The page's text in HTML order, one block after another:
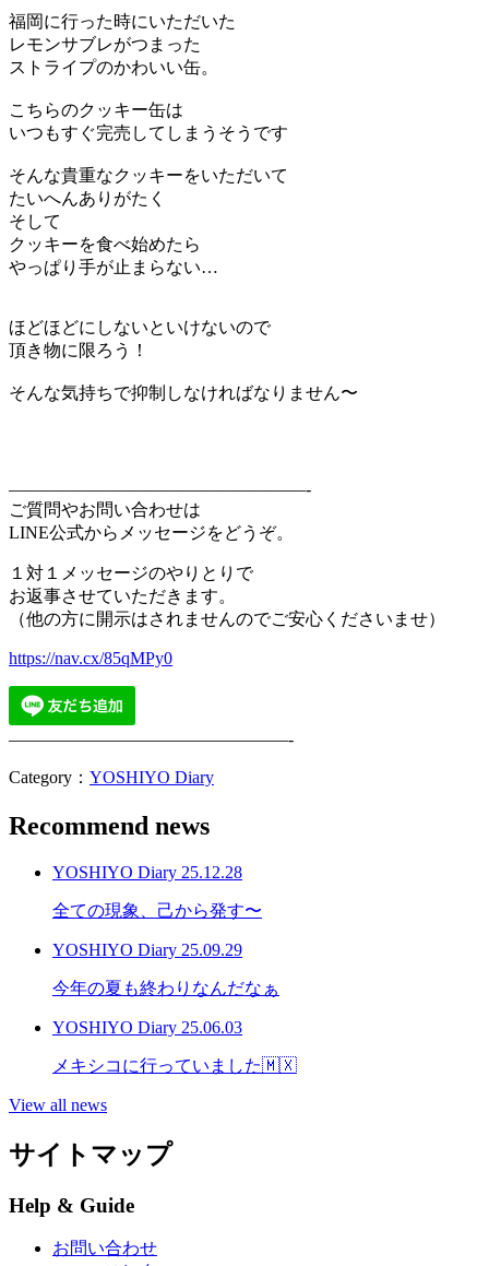
福岡に行った時にいただいた
レモンサブレがつまった
ストライプのかわいい缶。
こちらのクッキー缶は
いつもすぐ完売してしまうそうです
そんな貴重なクッキーをいただいて
たいへんありがたく
そして
クッキーを食べ始めたら
やっぱり手が止まらない…
ほどほどにしないといけないので
頂き物に限ろう！
そんな気持ちで抑制しなければなりません〜
—————————————————-
ご質問やお問い合わせは
LINE公式からメッセージをどうぞ。
１対１メッセージのやりとりで
お返事させていただきます。
（他の方に開示はされませんのでご安心くださいませ）
https://nav.cx/85qMPy0
————————————————-
Category： YOSHIYO Diary
Recommend news
YOSHIYO Diary 25.12.28
全ての現象、己から発す〜
YOSHIYO Diary 25.09.29
今年の夏も終わりなんだなぁ
YOSHIYO Diary 25.06.03
メキシコに行っていました🇲🇽
View all news
サイトマップ
Help & Guide
お問い合わせ